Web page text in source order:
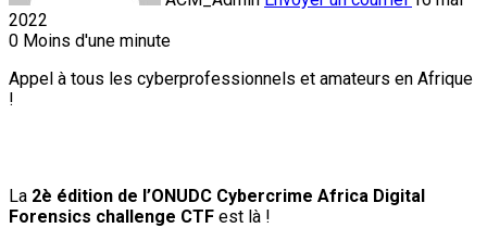
2022
0 Moins d'une minute
Appel à tous les cyberprofessionnels et amateurs en Afrique
!
La 2è édition de l’ONUDC Cybercrime Africa Digital
Forensics challenge CTF est là !